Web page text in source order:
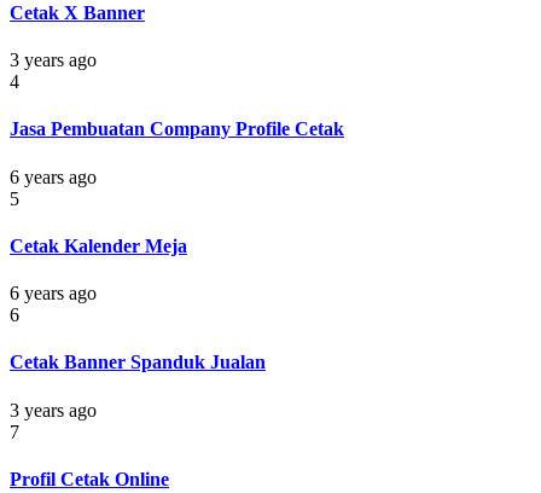
Cetak X Banner
3 years ago
4
Jasa Pembuatan Company Profile Cetak
6 years ago
5
Cetak Kalender Meja
6 years ago
6
Cetak Banner Spanduk Jualan
3 years ago
7
Profil Cetak Online